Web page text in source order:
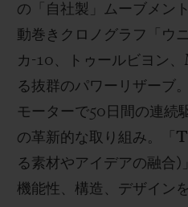
の「自社製」ムーブメン
動巻きクロノグラフ「ウ
カ -10 、トゥールビヨン、
る抜群のパワーリザーブ。
モーターで50 日間の連続
の革新的な取り組み。「
る素材やアイデアの融合)
機能性、構造、デザイン